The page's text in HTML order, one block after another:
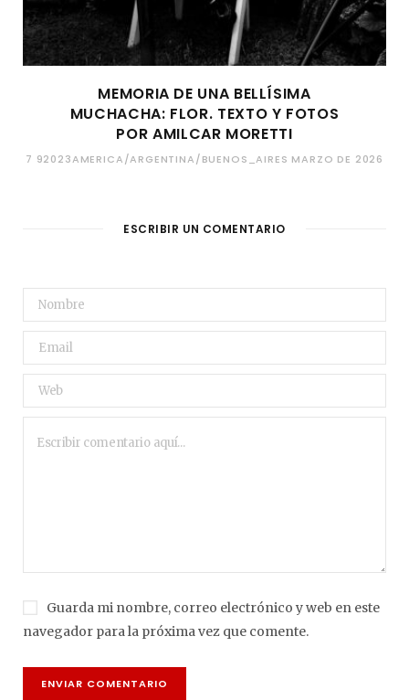
MEMORIA DE UNA BELLÍSIMA
MUCHACHA: FLOR. TEXTO Y FOTOS
POR AMILCAR MORETTI
7 92023AMERICA/ARGENTINA/BUENOS_AIRES MARZO DE 2026
ESCRIBIR UN COMENTARIO
Guarda mi nombre, correo electrónico y web en este
navegador para la próxima vez que comente.